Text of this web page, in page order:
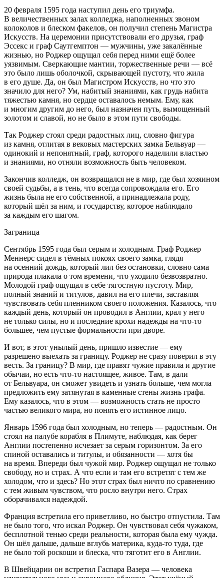
20 февраля 1595 года наступил день его триумфа.
В величественных залах колледжа, наполненных звоном
колоколов и блеском факелов, он получил степень Магистра
Искусств. На церемонии присутствовали его друзья, граф
Эссекс и граф Саутгемптон — мужчины, уже закалённые
жизнью, но Роджер ощущал себя перед ними ещё более
уязвимым. Сверкающие мантии, торжественные речи — всё
это было лишь оболочкой, скрывающей пустоту, что жила
в его душе. Да, он был Магистром Искусств, но что это
значило для него? Ум, набитый знаниями, как грудь набита
тяжестью камня, но сердце оставалось немым. Ему, как
и многим другим до него, был назначен путь, вымощенный
золотом и славой, но не было в этом пути свободы.
Так Роджер стоял среди радостных лиц, словно фигура
из камня, отлитая в вековых мастерских замка Бельвуар —
одинокий и непонятный, граф, которого наделили властью
и знаниями, но отняли возможность быть человеком.
Закончив колледж, он возвращался не в мир, где был хозяином
своей судьбы, а в тень, что всегда сопровождала его. Его
жизнь была не его собственной, а принадлежала роду,
который шёл за ним, и государству, которое наблюдало
за каждым его шагом.
Заграница
Сентябрь 1595 года был серым и холодным. Граф Роджер
Меннерс сидел в тёмных покоях своего замка, глядя
на осенний дождь, который лил без остановки, словно сама
природа плакала о том времени, что уходило безвозвратно.
Молодой граф ощущал в себе тягостную пустоту. Мир,
полный знаний и титулов, давил на его плечи, заставляя
чувствовать себя пленником своего положения. Казалось, что
каждый день, который он проводил в Англии, крал у него
не только силы, но и последние крохи надежды на что-то
большее, чем пустые формальности при дворе.
И вот, в этот унылый день, пришло известие — ему
разрешено выехать за границу. Роджер не сразу поверил в эту
весть. За границу? В мир, где правят чужие правила и другие
обычаи, но есть что-то настоящее, живое. Там, в дали
от Бельвуара, он сможет увидеть и узнать больше, чем могла
предложить ему затянутая в каменные стены жизнь графа.
Ему казалось, что в этом — возможность стать не просто
частью великого мира, но понять его истинное лицо.
Январь 1596 года был холодным, но теперь — радостным. Он
стоял на палубе корабля в Плимуте, наблюдая, как берег
Англии постепенно исчезает за серым горизонтом. За его
спиной оставались и титулы, и обязанности — хотя бы
на время. Впереди был чужой мир. Роджер ощущал не только
свободу, но и страх. А что если и там его встретят с тем же
холодом, что и здесь? Но этот страх был ничто по сравнению
с тем живым чувством, что росло внутри него. Страх
оборачивался надеждой.
Франция встретила его приветливо, но быстро отпустила. Там
не было того, что искал Роджер. Он чувствовал себя чужаком,
бесплотной тенью среди реальности, которая была ему чужда.
Он шёл дальше, дальше вглубь материка, куда-то туда, где
не было той роскоши и блеска, что тяготит его в Англии.
В Швейцарии он встретил Гаспара Вазера — человека